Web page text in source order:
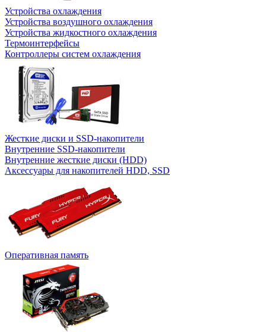
Устройства охлаждения
Устройства воздушного охлаждения
Устройства жидкостного охлаждения
Термоинтерфейсы
Контроллеры систем охлаждения
Жесткие диски и SSD-накопители
Внутренние SSD-накопители
Внутренние жесткие диски (HDD)
Аксессуары для накопителей HDD, SSD
Оперативная память